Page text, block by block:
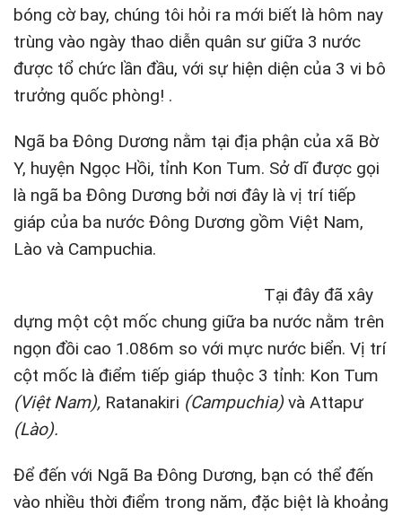
bóng cờ bay, chúng tôi hỏi ra mới biết là hôm nay
trùng vào ngày thao diễn quân sư giữa 3 nước
được tổ chức lần đầu, với sự hiện diện của 3 vi bô
trưởng quốc phòng! .
Ngã ba Đông Dương nằm tại địa phận của xã Bờ
Y, huyện Ngọc Hồi, tỉnh Kon Tum. Sở dĩ được gọi
là ngã ba Đông Dương bởi nơi đây là vị trí tiếp
giáp của ba nước Đông Dương gồm Việt Nam,
Lào và Campuchia.
Tại đây đã xây
dựng một cột mốc chung giữa ba nước nằm trên
ngọn đồi cao 1.086m so với mực nước biển. Vị trí
cột mốc là điểm tiếp giáp thuộc 3 tỉnh: Kon Tum
(Việt Nam), Ratanakiri (Campuchia)và Attapư
(Lào).
Để đến với Ngã Ba Đông Dương, bạn có thể đến
vào nhiều thời điểm trong năm, đặc biệt là khoảng